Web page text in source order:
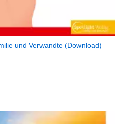
und Verwandte (Download)